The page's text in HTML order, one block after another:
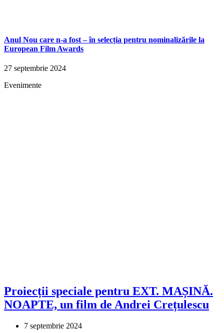
Anul Nou care n-a fost – în selecția pentru nominalizările la
European Film Awards
27 septembrie 2024
Evenimente
Proiecții speciale pentru EXT. MAȘINĂ.
NOAPTE, un film de Andrei Crețulescu
7 septembrie 2024